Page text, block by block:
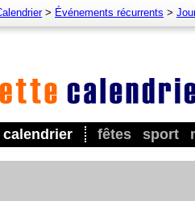
calendrier fêtes sport
> Événements récurrents >